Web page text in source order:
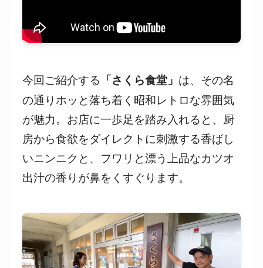
今回ご紹介する 「さくら食堂」 は、その名
の通りホッと落ち着く昭和レトロな雰囲気
が魅力。お店に一歩足を踏み入れると、厨
房から食欲をダイレクトに刺激する香ばし
いニンニクと、フワリと漂う上品なカツオ
出汁の香りが鼻をくすぐります。